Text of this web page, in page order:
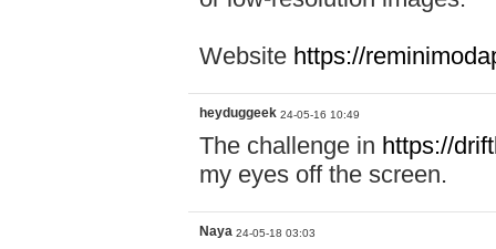
Website https://
heyduggeek 24-05-16 10:49
The challenge in https://
my eyes off the screen.
Naya 24-05-18 03:03